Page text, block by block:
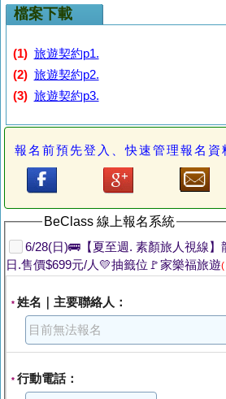
檔案下載
(1) 旅遊契約p1.
(2) 旅遊契約p2.
(3) 旅遊契約p3.
報名前預先登入、快速管理報名資
BeClass 線上報名系統
6/28(日)🚌【夏至週. 素顏旅人視線
日.售價$699元/人💛抽籤位🚩家樂福旅遊
* 姓名｜主要聯絡人：
* 行動電話：